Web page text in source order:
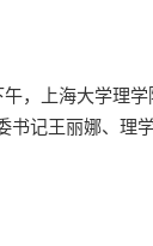
午，上海大学理
书记王丽娜、理